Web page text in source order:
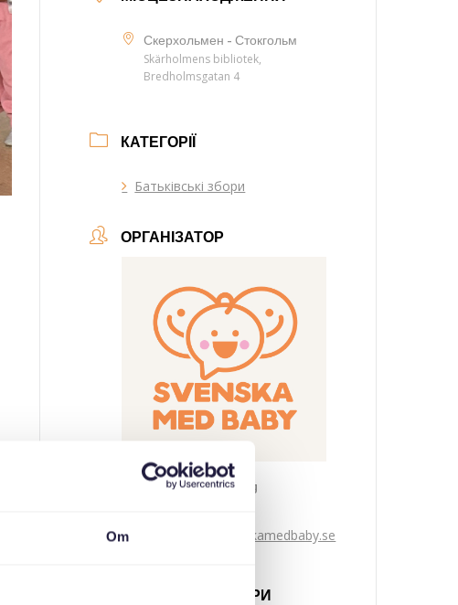
Om
Скерхольмен - Стокгольм
Skärholmens bibliotek,
Bredholmsgatan 4
КАТЕГОРІЇ
Батьківські збори
ОРГАНІЗАТОР
Svenska med baby
bokningen@svenskamedbaby.se
СПІВОРГАНІЗАТОРИ